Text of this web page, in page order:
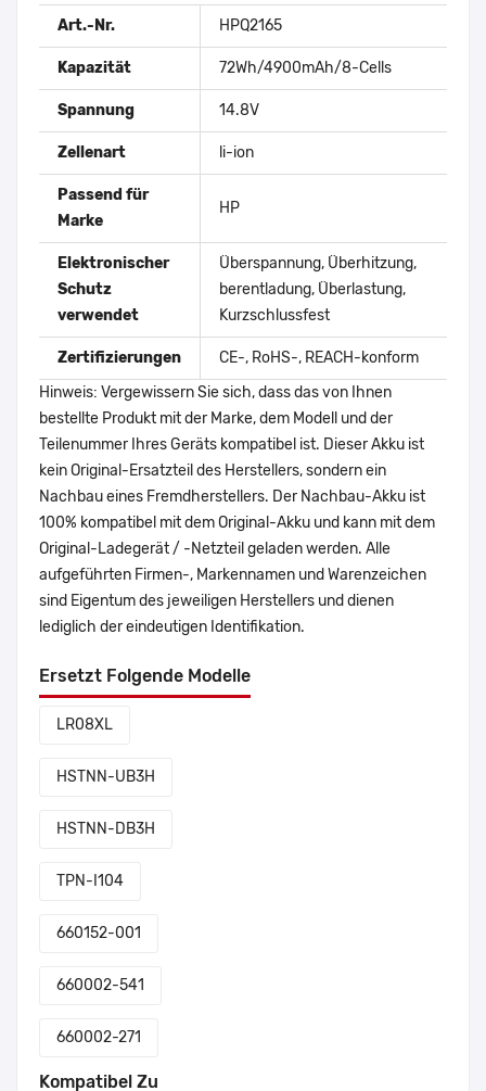
Art.-Nr. HPQ2165
Kapazität 72Wh/4900mAh/8-Cells
Spannung 14.8V
Zellenart li-ion
Passend für
Marke
HP
Elektronischer
Schutz
verwendet
Überspannung, Überhitzung,
berentladung, Überlastung,
Kurzschlussfest
Zertifizierungen
CE-, RoHS-, REACH-konform
Hinweis: Vergewissern Sie sich, dass das von Ihnen
bestellte Produkt mit der Marke, dem Modell und der
Teilenummer Ihres Geräts kompatibel ist. Dieser Akku ist
kein Original-Ersatzteil des Herstellers, sondern ein
Nachbau eines Fremdherstellers. Der Nachbau-Akku ist
100% kompatibel mit dem Original-Akku und kann mit dem
Original-Ladegerät / -Netzteil geladen werden. Alle
aufgeführten Firmen-, Markennamen und Warenzeichen
sind Eigentum des jeweiligen Herstellers und dienen
lediglich der eindeutigen Identifikation.
Ersetzt Folgende Modelle
LR08XL
HSTNN-UB3H
HSTNN-DB3H
TPN-I104
660152-001
660002-541
660002-271
Kompatibel Zu